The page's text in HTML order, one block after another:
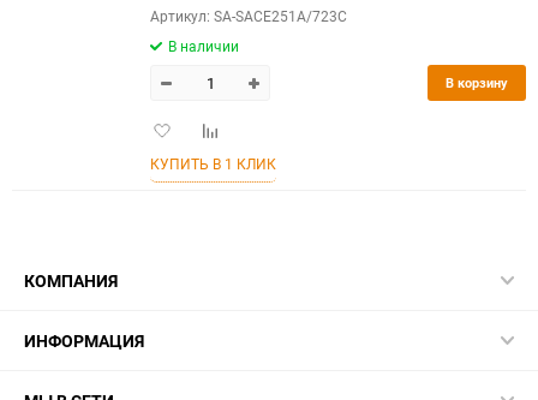
Артикул: SA-SACE251A/723C
В наличии
Добавить
избранное
Добавить
сравнению
В корзину
КУПИТЬ В 1 КЛИК
КОМПАНИЯ
ИНФОРМАЦИЯ